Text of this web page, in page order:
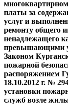
платы за
услуг и
ремонту общего
ненадлежащего
превышающими
Законом
пожарной
распоряжением
18.10.2012 г. №
установки
служб возле